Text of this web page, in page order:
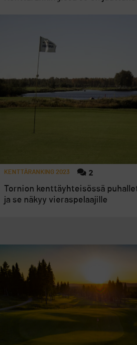
KENTTÄRANKING 2023 2
Tornion kenttäyhteisössä
ja se näkyy vieraspelaajille